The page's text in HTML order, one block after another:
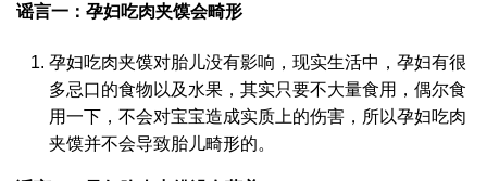
谣言一：孕妇吃肉夹馍会畸形
孕妇吃肉夹馍对胎儿没有影响，现实生活中，孕妇有很
多忌口的食物以及水果，其实只要不大量食用，偶尔食
用一下，不会对宝宝造成实质上的伤害，所以孕妇吃肉
夹馍并不会导致胎儿畸形的。